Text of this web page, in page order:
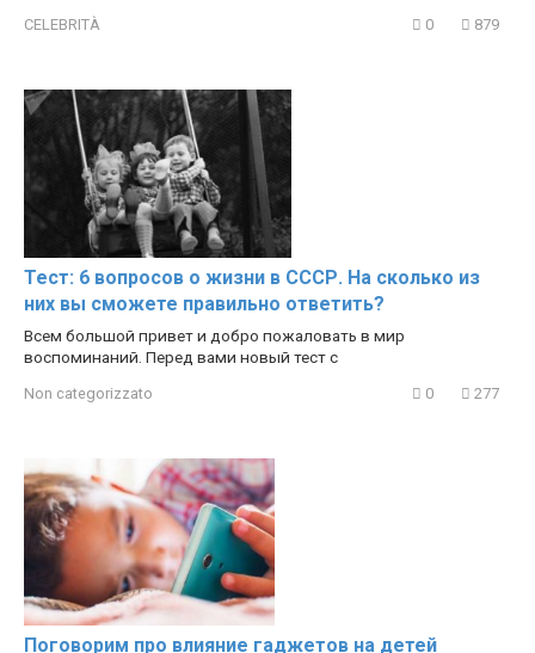
CELEBRITÀ 0 879
Тест: 6 вопросов о жизни в СССР. На сколько из
них вы сможете правильно ответить?
Всем большой привет и добро пожаловать в мир
воспоминаний. Перед вами новый тест с
Non categorizzato 0 277
Поговорим про влияние гаджетов на детей